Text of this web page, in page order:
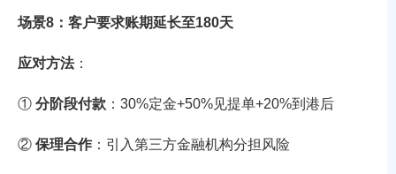
场景8：客户要求账期延长至180天
应对方法：
① 分阶段付款 ：30%定金+50%见提单+20%到港后
② 保理合作 ：引入第三方金融机构分担风险